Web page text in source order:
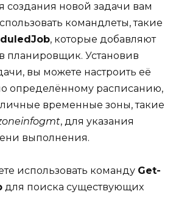
создания новой задачи вам
командлеты, такие
, которые добавляют
планировщик. Установив
вы можете настроить её
определённому расписанию,
временные зоны, такие
, для указания
выполнения.
использовать команду Get-
для поиска существующих